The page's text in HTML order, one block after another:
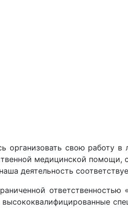
организовать свою работу
медицинской помощи,
деятельность
высококвалифицированные